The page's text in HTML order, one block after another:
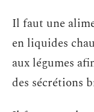
Il faut une
en liquides
aux légumes
des sécrétions